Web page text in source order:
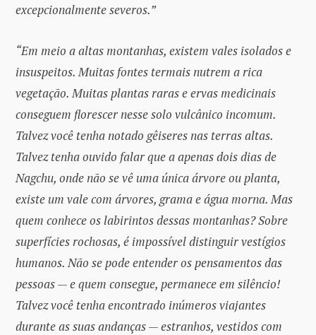
excepcionalmente severos.”
“Em meio a altas montanhas, existem vales isolados e
insuspeitos. Muitas fontes termais nutrem a rica
vegetação. Muitas plantas raras e ervas medicinais
conseguem florescer nesse solo vulcânico incomum.
Talvez você tenha notado gêiseres nas terras altas.
Talvez tenha ouvido falar que a apenas dois dias de
Nagchu, onde não se vê uma única árvore ou planta,
existe um vale com árvores, grama e água morna. Mas
quem conhece os labirintos dessas montanhas? Sobre
superfícies rochosas, é impossível distinguir vestígios
humanos. Não se pode entender os pensamentos das
pessoas — e quem consegue, permanece em silêncio!
Talvez você tenha encontrado inúmeros viajantes
durante as suas andanças — estranhos, vestidos com